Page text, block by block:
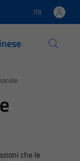
Lingua attiva:
ITA
che le